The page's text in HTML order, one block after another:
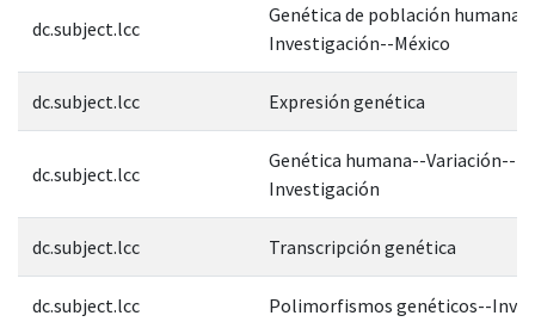
dc.subject.lcc
Genética de población humana--
Investigación--México
dc.subject.lcc Expresión genética
dc.subject.lcc
Genética humana--Variación--
Investigación
dc.subject.lcc Transcripción genética
dc.subject.lcc Polimorfismos genéticos--